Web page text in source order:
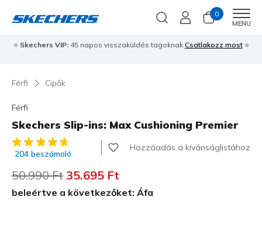
0
MENU
⭐ Skechers VIP:45 napos visszaküldés tagoknak Csatlakozz most⭐
Férfi Cipők
Férfi
Skechers Slip-ins: Max Cushioning Premier
4,3 az 5-ből ügyfélértékelés
204 beszámoló
Hozzáadás a kívánságlistához
Az ár a következőhöz képest csökkent:
50.990 Ft címzett:
35.695 Ft
beleértve a következőket: Áfa